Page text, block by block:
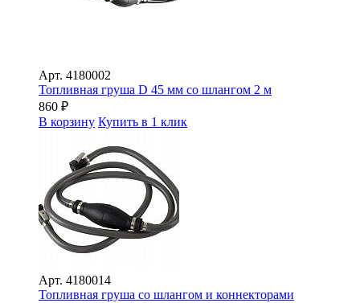
Арт. 4180002
Топливная груша D 45 мм со шлангом 2 м
860 ₽
В корзину Купить в 1 клик
Арт. 4180014
Топливная груша со шлангом и коннекторами